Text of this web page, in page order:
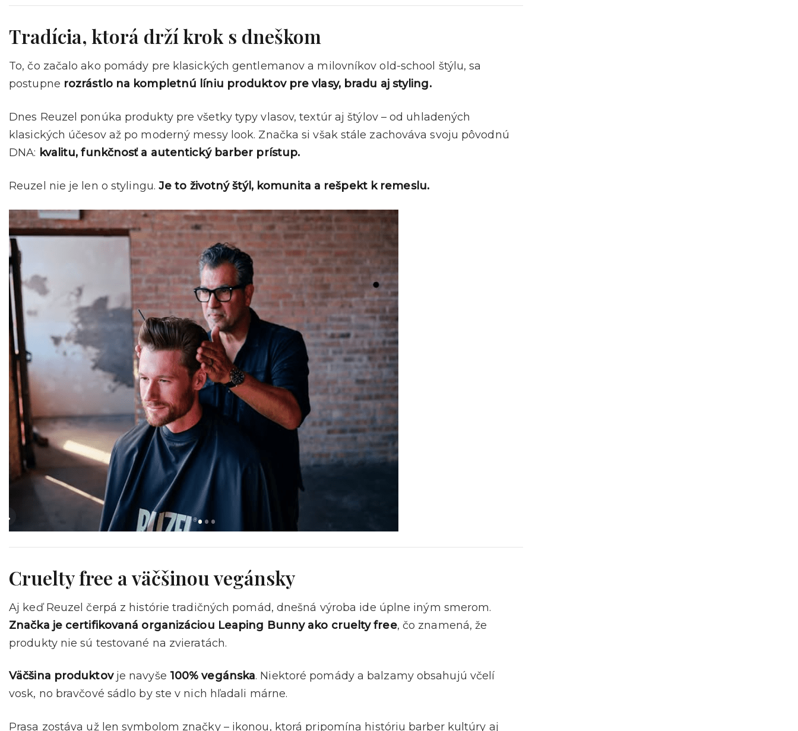
Tradícia, ktorá drží krok s dneškom
To, čo začalo ako pomády pre klasických gentlemanov a milovníkov old-school štýlu, sa
postupne rozrástlo na kompletnú líniu produktov pre vlasy, bradu aj styling.
Dnes Reuzel ponúka produkty pre všetky typy vlasov, textúr aj štýlov – od uhladených
klasických účesov až po moderný messy look. Značka si však stále zachováva svoju pôvodnú
DNA: kvalitu, funkčnosť a autentický barber prístup.
Reuzel nie je len o stylingu. Je to životný štýl, komunita a rešpekt k remeslu.
Cruelty free a väčšinou vegánsky
Aj keď Reuzel čerpá z histórie tradičných pomád, dnešná výroba ide úplne iným smerom.
Značka je certifikovaná organizáciou Leaping Bunny ako cruelty free, čo znamená, že
produkty nie sú testované na zvieratách.
Väčšina produktovje navyše 100% vegánska. Niektoré pomády a balzamy obsahujú včelí
vosk, no bravčové sádlo by ste v nich hľadali márne.
Prasa zostáva už len symbolom značky – ikonou, ktorá pripomína históriu barber kultúry aj